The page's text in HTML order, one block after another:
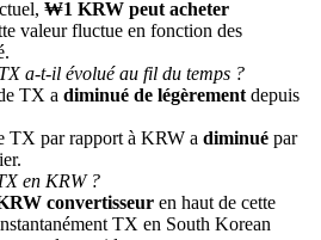
des récompenses en espèces
₩1 KRW peut acheter
valeur fluctue en fonction des
a-t-il évolué au fil du temps ?
TX a diminué de légèrement depuis
TX par rapport à KRW a diminué par
en KRW ?
convertisseur en haut de cette
TX en South Korean